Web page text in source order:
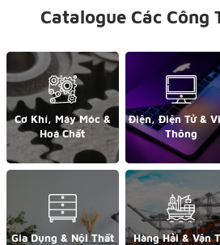
Catalogue Các Công
Cơ Khí, Máy Móc &
Hoá Chất
Điện, Điện Tử &
Thông
Gia Dụng & Nội Thất Hàng Hải & Vận